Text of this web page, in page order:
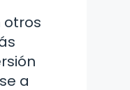
otros
a